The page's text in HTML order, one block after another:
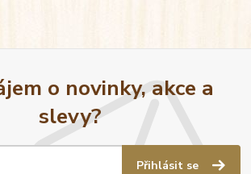
o novinky, akce a
slevy?
Přihlásit se